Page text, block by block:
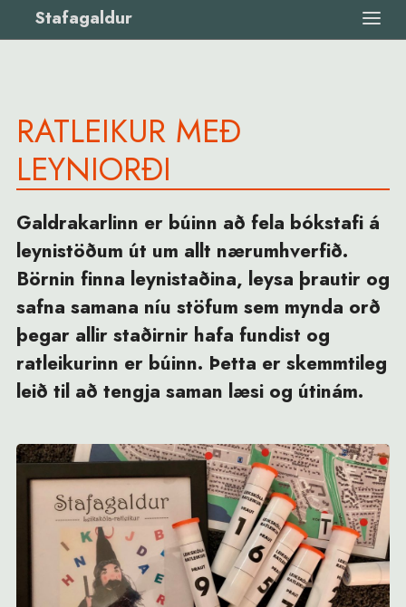
Stafagaldur
RATLEIKUR MEÐ
LEYNIORÐI
Galdrakarlinn er búinn að fela bókstafi á
leynistöðum út um allt nærumhverfið.
Börnin finna leynistaðina, leysa þrautir og
safna samana níu stöfum sem mynda orð
þegar allir staðirnir hafa fundist og
ratleikurinn er búinn. Þetta er skemmtileg
leið til að tengja saman læsi og útinám.